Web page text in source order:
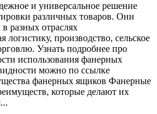
и универсальное решение
различных товаров. Они
разных отраслях
производство, сельское
Узнать подробнее про
использования фанерных
можно по ссылке
фанерных ящиков Фанерные
которые делают их